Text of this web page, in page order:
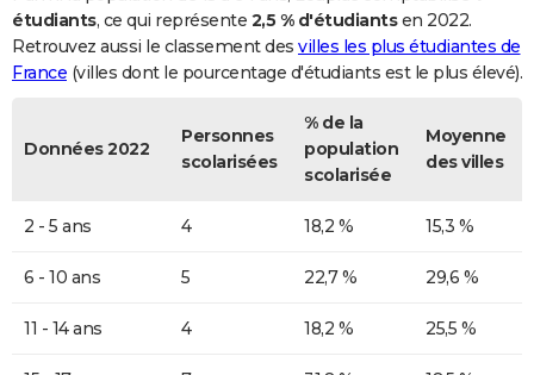
étudiants, ce qui représente 2,5 % d'étudiantsen 2022.
Retrouvez aussi le classement des villes les plus étudiantes de
France (villes dont le pourcentage d'étudiants est le plus élevé).
Données 2022
Personnes
scolarisées
% de la
population
scolarisée
Moyenne
des villes
2 - 5 ans 4 18,2 % 15,3 %
6 - 10 ans 5 22,7 % 29,6 %
11 - 14 ans 4 18,2 % 25,5 %